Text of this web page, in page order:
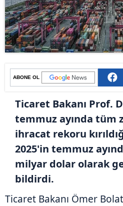
ABONE OL
Ticaret Bakanı Prof.
temmuz ayında tüm
ihracat rekoru
2025'in temmuz
milyar dolar olarak
bildirdi.
Ticaret Bakanı Ömer